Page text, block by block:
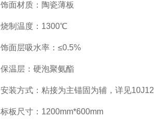
饰面材质：陶瓷薄板
烧制温度：1300℃
饰面层吸水率：≤0.5%
保温层：硬泡聚氨酯
安装方式：粘接为主锚固为辅，详见
标板尺寸：1200mm*600mm